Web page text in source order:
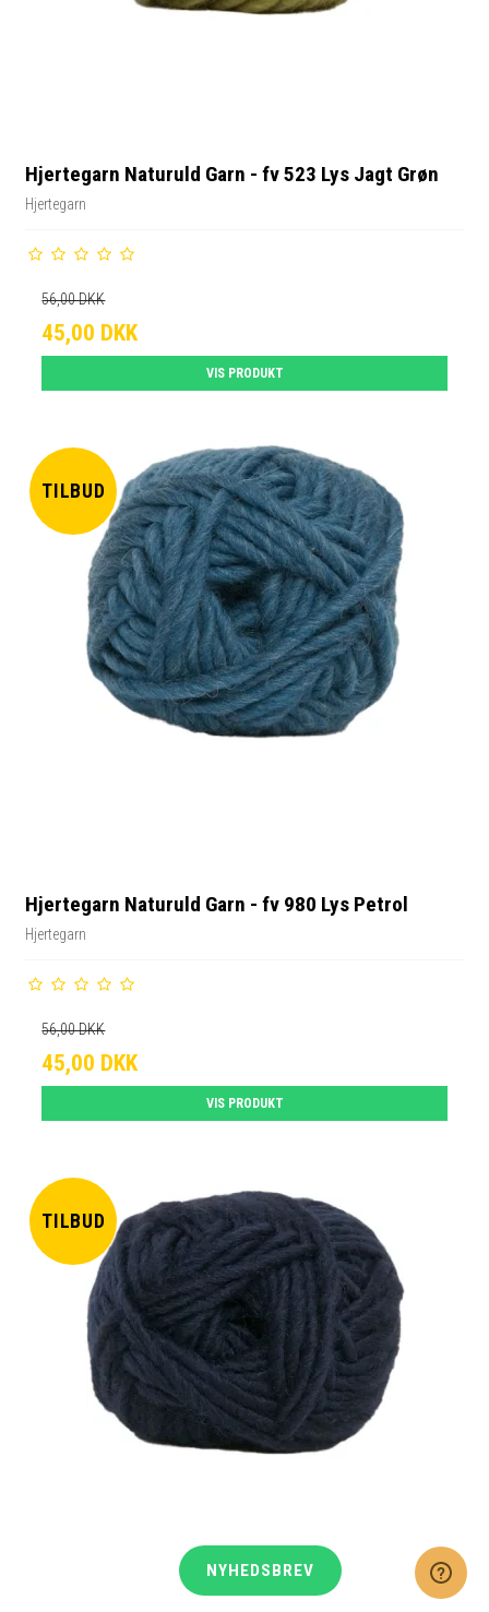
Hjertegarn Naturuld Garn - fv 523 Lys Jagt Grøn
Hjertegarn
56,00 DKK
45,00 DKK
VIS PRODUKT
TILBUD
Hjertegarn Naturuld Garn - fv 980 Lys Petrol
Hjertegarn
56,00 DKK
45,00 DKK
VIS PRODUKT
TILBUD
NYHEDSBREV